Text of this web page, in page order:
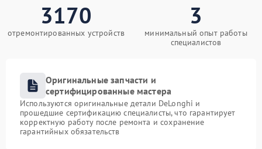
3170
отремонтированных устройств
3
минимальный опыт работы
специалистов
Оригинальные запчасти и
сертифицированные мастера
Используются оригинальные детали DeLonghi и
прошедшие сертификацию специалисты, что гарантирует
корректную работу после ремонта и сохранение
гарантийных обязательств